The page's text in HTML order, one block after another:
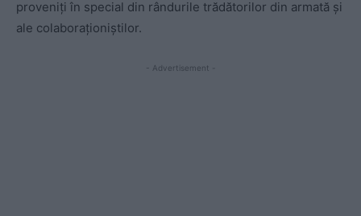
proveniți în special din rândurile trădătorilor din armată și
ale colaboraționiștilor.
- Advertisement -